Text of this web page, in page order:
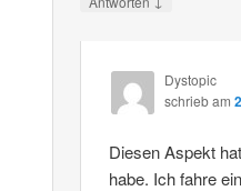
Dystopic
schriebam
Diesen Aspekt
habe. Ich fahre